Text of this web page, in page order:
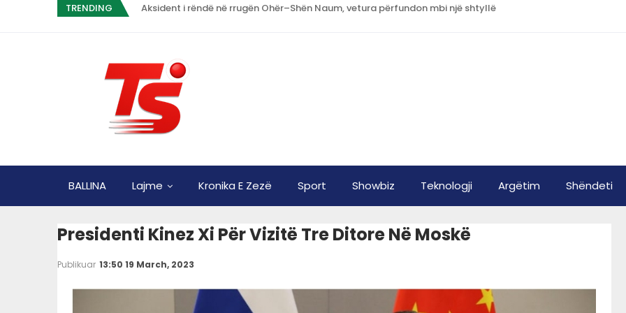
TRENDING Aksident i rëndë në rrugën Ohër–Shën Naum, vetura përfundon mbi një shtyllë
BALLINA Lajme Kronika E Zezë Sport Showbiz Teknologji Argëtim Shëndeti
Presidenti Kinez Xi Për Vizitë Tre Ditore Në Moskë
Publikuar 13:50 19 March, 2023